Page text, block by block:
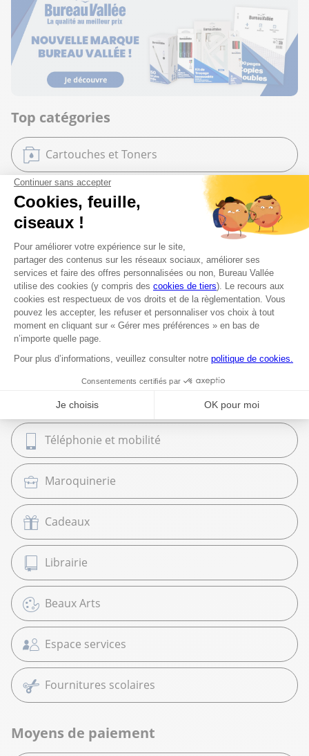
Top catégories
Cartouches et Toners
Mobilier de bureau
Papeterie et Fournitures
Classement et Archivage
Équipement et Commerce
High Tech
Téléphonie et mobilité
Maroquinerie
Cadeaux
Librairie
Beaux Arts
Espace services
Fournitures scolaires
Moyens de paiement